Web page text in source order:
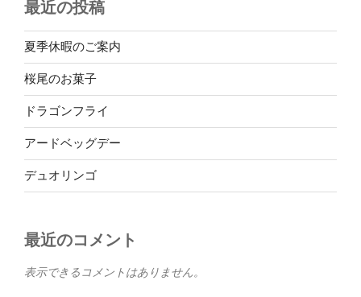
最近の投稿
夏季休暇のご案内
桜尾のお菓子
ドラゴンフライ
アードベッグデー
デュオリンゴ
最近のコメント
表示できるコメントはありません。